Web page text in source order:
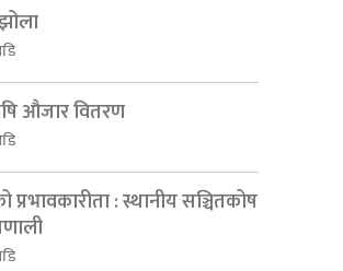
औजार वितरण
प्रभावकारीता : स्थानीय सञ्चितकोष